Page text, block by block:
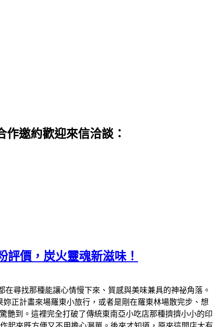
邀約歡迎來信洽談：
價，炭火靈魂新滋味！
尋找那種能讓心情慢下來、質感與美味兼具的神祕角落。
正計畫來場羅東小旅行，或者是剛在羅東林場散完步、想
艷到。這裡完全打破了傳統東南亞小吃店那種擠擠小小的印